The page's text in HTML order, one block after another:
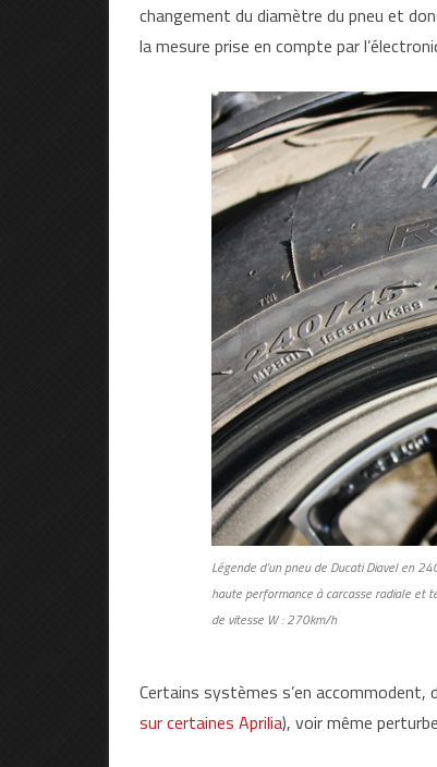
changement du diamètre du pneu et
la mesure prise en compte par
Légende d’un pneu de Ducati Diavel en
haute performance à carcasse radiale et
de vitesse W : 270km/h
Certains systèmes s’en accommodent,
sur certaines Aprilia), voir même